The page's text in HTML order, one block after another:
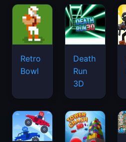
Retro
Bowl
Death
Run
3D